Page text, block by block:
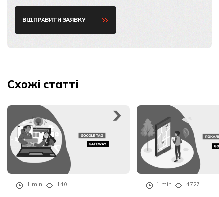
ВІДПРАВИТИ ЗАЯВКУ
Схожі статті
1 min 140 1 min 4727